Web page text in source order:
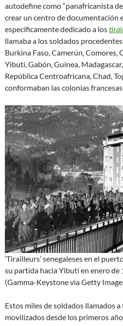
autodefine como “panafricanista
crear un centro de documentación
específicamente dedicado a los
llamaba a los soldados procedentes
Burkina Faso, Camerún, Comores,
Yibuti, Gabón, Guinea,
República Centroafricana, Chad,
conformaban las colonias
‘Tirailleurs’ senegaleses en el
su partida hacia Yibuti en enero de
(Gamma-Keystone via Getty
Estos miles de soldados llamados
movilizados desde los primeros